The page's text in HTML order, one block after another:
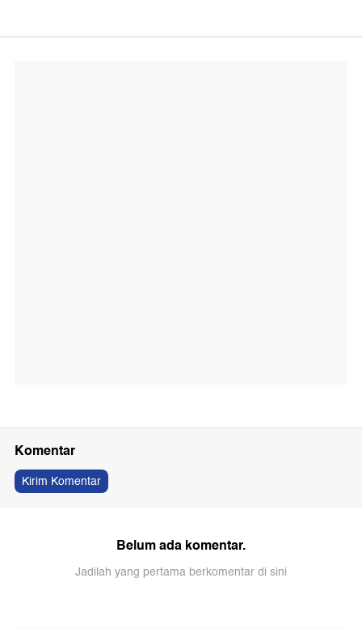
Komentar
Kirim Komentar
Belum ada komentar.
Jadilah yang pertama berkomentar di sini